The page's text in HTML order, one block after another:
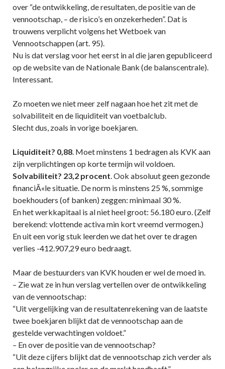
over “de ontwikkeling, de resultaten, de positie van de
vennootschap, – de risico’s en onzekerheden”. Dat is
trouwens verplicht volgens het Wetboek van
Vennootschappen (art. 95).
Nu is dat verslag voor het eerst in al die jaren gepubliceerd
op de website van de Nationale Bank (de balanscentrale).
Interessant.
Zo moeten we niet meer zelf nagaan hoe het zit met de
solvabiliteit en de liquiditeit van voetbalclub.
Slecht dus, zoals in vorige boekjaren.
Liquiditeit? 0,88. Moet minstens 1 bedragen als KVK aan
zijn verplichtingen op korte termijn wil voldoen.
Solvabiliteit? 23,2 procent. Ook absoluut geen gezonde
financiÃ«le situatie. De norm is minstens 25 %, sommige
boekhouders (of banken) zeggen: minimaal 30 %.
En het werkkapitaal is al niet heel groot: 56.180 euro. (Zelf
berekend: vlottende activa min kort vreemd vermogen.)
En uit een vorig stuk leerden we dat het over te dragen
verlies -412.907,29 euro bedraagt.
Maar de bestuurders van KVK houden er wel de moed in.
– Zie wat ze in hun verslag vertellen over de ontwikkeling
van de vennootschap:
“Uit vergelijking van de resultatenrekening van de laatste
twee boekjaren blijkt dat de vennootschap aan de
gestelde verwachtingen voldoet.”
– En over de positie van de vennootschap?
“Uit deze cijfers blijkt dat de vennootschap zich verder als